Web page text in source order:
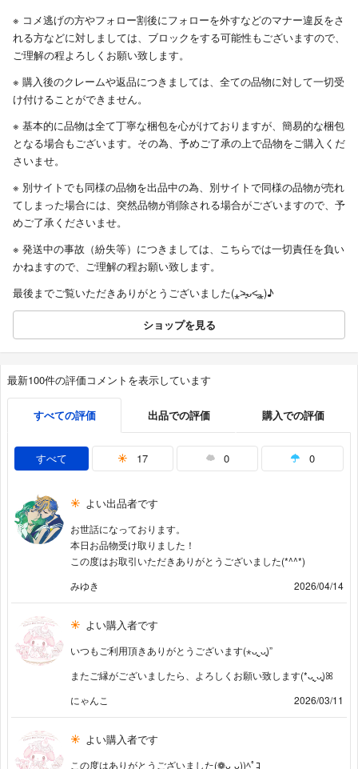
※ コメ逃げの方やフォロー割後にフォローを外すなどのマナー違反をさ
れる方などに対しましては、ブロックをする可能性もございますので、
ご理解の程よろしくお願い致します。
※ 購入後のクレームや返品につきましては、全ての品物に対して一切受
け付けることができません。
※ 基本的に品物は全て丁寧な梱包を心がけておりますが、簡易的な梱包
となる場合もございます。その為、予めご了承の上で品物をご購入くだ
さいませ。
※ 別サイトでも同様の品物を出品中の為、別サイトで同様の品物が売れ
てしまった場合には、突然品物が削除される場合がございますので、予
めご了承くださいませ。
※ 発送中の事故（紛失等）につきましては、こちらでは一切責任を負い
かねますので、ご理解の程お願い致します。
最後までご覧いただきありがとうございました(⁎˃̶͈ᴗ˂̶͈⁎)♪
ショップを見る
最新100件の評価コメントを表示しています
すべての評価 出品での評価 購入での評価
すべて 17 0 0
よい出品者です
お世話になっております。
本日お品物受け取りました！
この度はお取引いただきありがとうございました(*^^*)
みゆき
2026/04/14
よい購入者です
いつもご利用頂きありがとうございます(⋆ᴗ͈ˬᴗ͈)”
またご縁がございましたら、よろしくお願い致します(*ᴗ͈ˬᴗ͈)ꕤ
にゃんこ
2026/03/11
よい購入者です
この度はありがとうございました(❁ᴗ͈ˬᴗ͈))ﾍﾟｺ